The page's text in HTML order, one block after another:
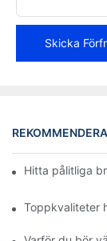
Skicka
Hitta pålitliga
Toppkvaliteter